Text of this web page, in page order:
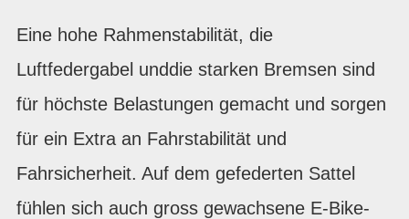
Eine hohe Rahmenstabilität, die
Luftfedergabel unddie starken Bremsen sind
für höchste Belastungen gemacht und sorgen
für ein Extra an Fahrstabilität und
Fahrsicherheit. Auf dem gefederten Sattel
fühlen sich auch gross gewachsene E-Bike-